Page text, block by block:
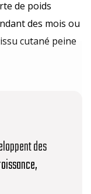
de poids
des mois ou
cutané peine
des